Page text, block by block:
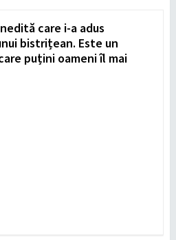
care i-a adus
bistrițean. Este un
puțini oameni îl mai